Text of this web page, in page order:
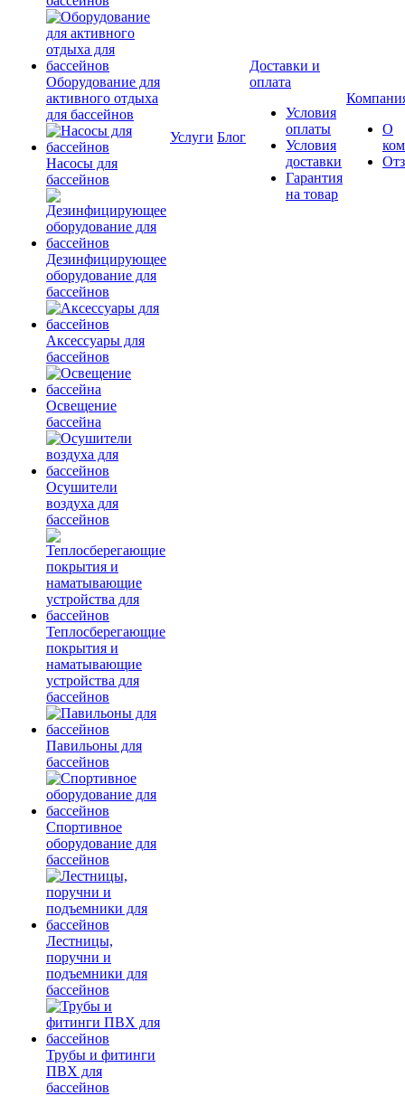
Оборудование для
активного отдыха
для бассейнов
Насосы для
бассейнов
Дезинфицирующее
оборудование для
бассейнов
Аксессуары для
бассейнов
Освещение
бассейна
Осушители
воздуха для
бассейнов
Теплосберегающие
покрытия и
наматывающие
устройства для
бассейнов
Павильоны для
бассейнов
Спортивное
оборудование для
бассейнов
Лестницы,
поручни и
подъемники для
бассейнов
Трубы и фитинги
ПВХ для
бассейнов
Услуги Блог
Доставки и
оплата
Условия
оплаты
Условия
доставки
Гарантия
на товар
О